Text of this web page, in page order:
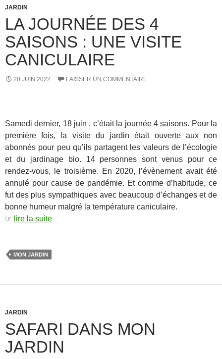
JARDIN
LA JOURNÉE DES 4
SAISONS : UNE VISITE
CANICULAIRE
20 JUIN 2022 LAISSER UN COMMENTAIRE
Samedi dernier, 18 juin , c’était la journée 4 saisons. Pour la
première fois, la visite du jardin était ouverte aux non
abonnés pour peu qu’ils partagent les valeurs de l’écologie
et du jardinage bio. 14 personnes sont venus pour ce
rendez-vous, le troisième. En 2020, l’évènement avait été
annulé pour cause de pandémie. Et comme d’habitude, ce
fut des plus sympathiques avec beaucoup d’échanges et de
bonne humeur malgré la température caniculaire.
☞ lire la suite
MON JARDIN
JARDIN
SAFARI DANS MON
JARDIN